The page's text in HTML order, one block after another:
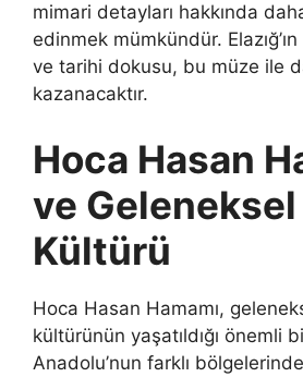
mimari detayları hakkında
edinmek mümkündür.
ve tarihi dokusu, bu müze ile
kazanacaktır.
Hoca Hasan
ve Geleneksel
Kültürü
Hoca Hasan Hamamı,
kültürünün yaşatıldığı önemli
Anadolu’nun farklı